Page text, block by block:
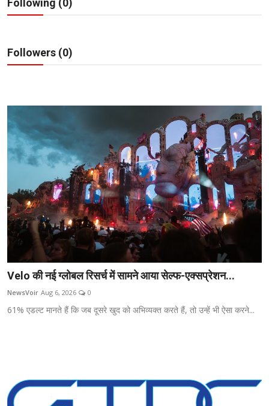
टेक
विशेष
Following (0)
Followers (0)
Velo की नई ग्लोबल रिसर्च में सामने आया सेल्फ-एक्सप्रेशन...
NewsVoir Aug 6, 2026 0
61% एडल्ट मानते हैं कि जब दूसरे खुद को अभिव्यक्त करते हैं, तो उन्हें भी ऐसा करने...